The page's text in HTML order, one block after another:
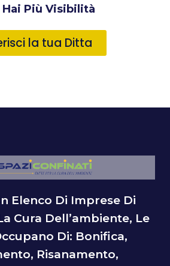
Hai Più Visibilità
la tua Ditta
Elenco Di Imprese Di
Cura Dell’ambiente, Le
Di: Bonifica,
Risanamento,